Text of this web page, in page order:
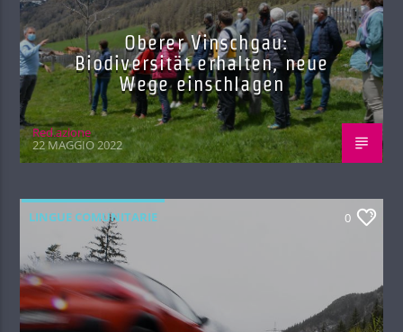
Oberer Vinschgau:
Biodiversität erhalten, neue
Wege einschlagen
Red.azione
22 MAGGIO 2022
LINGUE COMUNITARIE 0